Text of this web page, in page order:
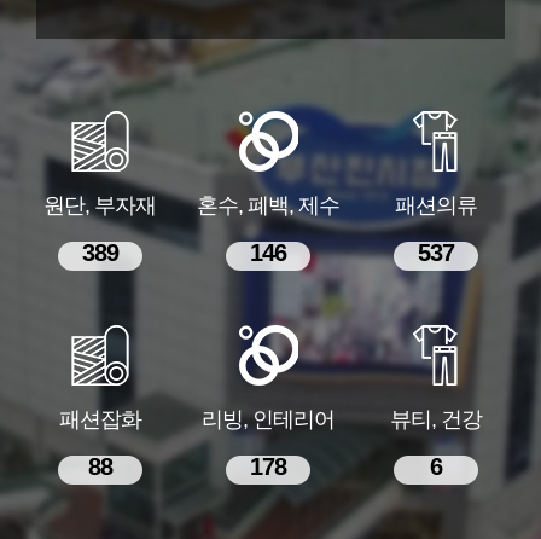
원단, 부자재
389
혼수, 폐백, 제수
146
패션의류
537
패션잡화
88
리빙, 인테리어
178
뷰티, 건강
6